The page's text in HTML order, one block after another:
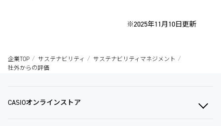
※2025年11月10日更新
企業TOP サステナビリティ
サステナビリティマネジメント
社外からの評価
CASIOオンラインストア